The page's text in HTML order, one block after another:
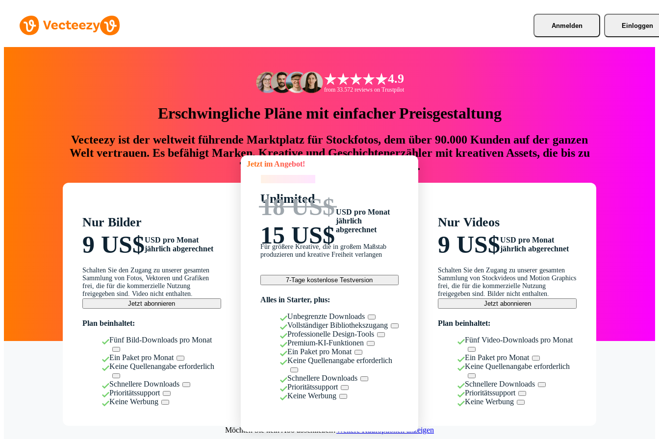
Anmelden Einloggen
4.9
from 33.572 reviews on Trustpilot
Erschwingliche Pläne mit einfacher Preisgestaltung
Vecteezy ist der weltweit führende Marktplatz für Stockfotos, dem über 90.000 Kunden auf der ganzen
Welt vertrauen. Es befähigt Marken, Kreative und Geschichtenerzähler mit kreativen Assets, die bis zu
76 % an Zeit und Budget einsparen.
Nur Bilder
9 US$USD pro Monat
jährlich abgerechnet
Schalten Sie den Zugang zu unserer gesamten
Sammlung von Fotos, Vektoren und Grafiken
frei, die für die kommerzielle Nutzung
freigegeben sind. Video nicht enthalten.
Jetzt abonnieren
Plan beinhaltet:
Fünf Bild-Downloads pro Monat
Ein Paket pro Monat
Keine Quellenangabe erforderlich
Schnellere Downloads
Prioritätssupport
Keine Werbung
Jetzt im Angebot!
Unlimited
18 US$
15 US$
USD pro Monat
jährlich
abgerechnet
Für größere Kreative, die in großem Maßstab
produzieren und kreative Freiheit verlangen
7-Tage kostenlose Testversion
Alles in Starter, plus:
Unbegrenzte Downloads
Vollständiger Bibliothekszugang
Professionelle Design-Tools
Premium-KI-Funktionen
Ein Paket pro Monat
Keine Quellenangabe erforderlich
Schnellere Downloads
Prioritätssupport
Keine Werbung
Nur Videos
9 US$USD pro Monat
jährlich abgerechnet
Schalten Sie den Zugang zu unserer gesamten
Sammlung von Stockvideos und Motion Graphics
frei, die für die kommerzielle Nutzung
freigegeben sind. Bilder nicht enthalten.
Jetzt abonnieren
Plan beinhaltet:
Fünf Video-Downloads pro Monat
Ein Paket pro Monat
Keine Quellenangabe erforderlich
Schnellere Downloads
Prioritätssupport
Keine Werbung
Möchten Sie kein Abo abschließen?Weitere Kaufoptionen anzeigen